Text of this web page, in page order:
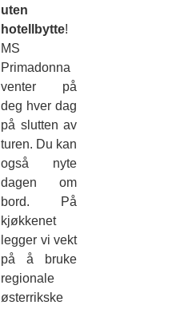
uten
hotellbytte!
MS
Primadonna
venter på
deg hver dag
på slutten av
turen. Du kan
også nyte
dagen om
bord. På
kjøkkenet
legger vi vekt
på å bruke
regionale
østerrikske